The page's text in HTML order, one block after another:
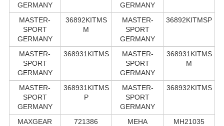
GERMANY
GERMANY
MASTER-
SPORT
GERMANY
36892KITMS
M
MASTER-
SPORT
GERMANY
36892KITMSP
MASTER-
SPORT
GERMANY
368931KITMS
MASTER-
SPORT
GERMANY
368931KITMS
M
MASTER-
SPORT
GERMANY
368931KITMS
P
MASTER-
SPORT
GERMANY
368932KITMS
MAXGEAR 721386
MEHA
MH21035